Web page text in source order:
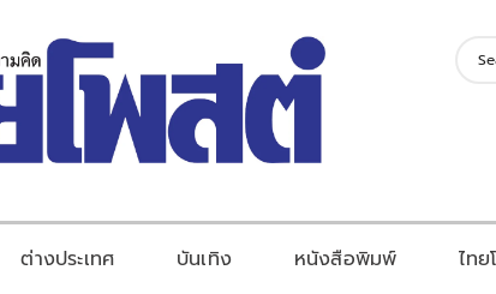
ต่างประเทศ บันเทิง หนังสือพิมพ์ ไท